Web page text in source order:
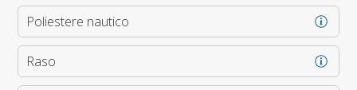
Poliestere nautico
Raso